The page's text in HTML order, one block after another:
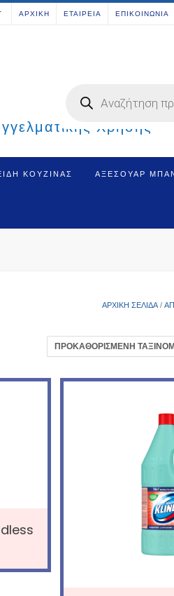
ΑΡΧΙΚΗ ΕΤΑΙΡΕΙΑ ΕΠΙΚΟΙΝΩΝΙΑ
Χρήσης
search
ΚΟΥΖΊΝΑΣ ΑΞΕΣΟΥΆΡ
ΑΡΧΙΚΉ ΣΕΛΊΔΑ /